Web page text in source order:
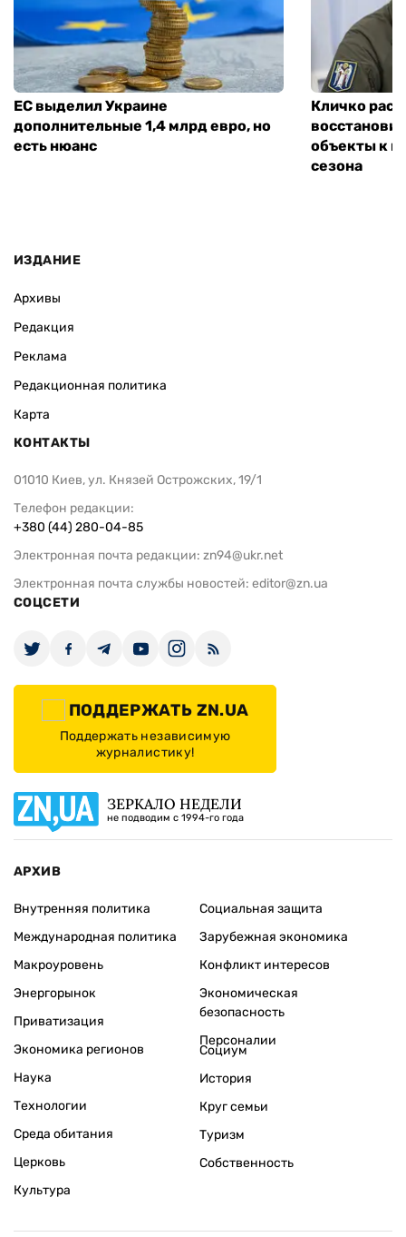
ЕС выделил Украине
дополнительные 1,4 млрд евро, но
есть нюанс
Кличко
объекты к
сезона
ИЗДАНИЕ
Архивы
Редакция
Реклама
Редакционная политика
Карта
КОНТАКТЫ
01010 Киев, ул. Князей Острожских, 19/1
Телефон редакции:
+380 (44) 280-04-85
Электронная почта редакции: zn94@ukr.net
Электронная почта службы новостей: editor@zn.ua
СОЦСЕТИ
ПОДДЕРЖАТЬ ZN.UA
Поддержать независимую
журналистику!
ЗЕРКАЛО НЕДЕЛИ
не подводим с 1994-го года
АРХИВ
Внутренняя политика
Международная политика
Макроуровень
Энергорынок
Приватизация
Экономика регионов
Социальная защита
Зарубежная экономика
Конфликт интересов
Экономическая
безопасность
Персоналии
Наука
Технологии
Среда обитания
Церковь
Культура
Социум
История
Круг семьи
Туризм
Собственность